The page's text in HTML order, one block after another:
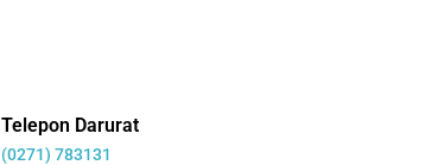
Telepon Darurat
(0271) 783131